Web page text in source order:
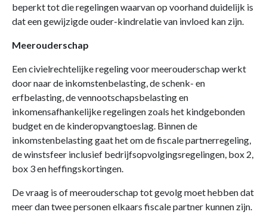
beperkt tot die regelingen waarvan op voorhand duidelijk is
dat een gewijzigde ouder-kindrelatie van invloed kan zijn.
Meerouderschap
Een civielrechtelijke regeling voor meerouderschap werkt
door naar de inkomstenbelasting, de schenk- en
erfbelasting, de vennootschapsbelasting en
inkomensafhankelijke regelingen zoals het kindgebonden
budget en de kinderopvangtoeslag. Binnen de
inkomstenbelasting gaat het om de fiscale partnerregeling,
de winstsfeer inclusief bedrijfsopvolgingsregelingen, box 2,
box 3 en heffingskortingen.
De vraag is of meerouderschap tot gevolg moet hebben dat
meer dan twee personen elkaars fiscale partner kunnen zijn.